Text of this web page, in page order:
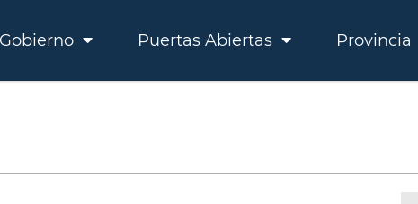
Gobierno Puertas Abiertas Provincia